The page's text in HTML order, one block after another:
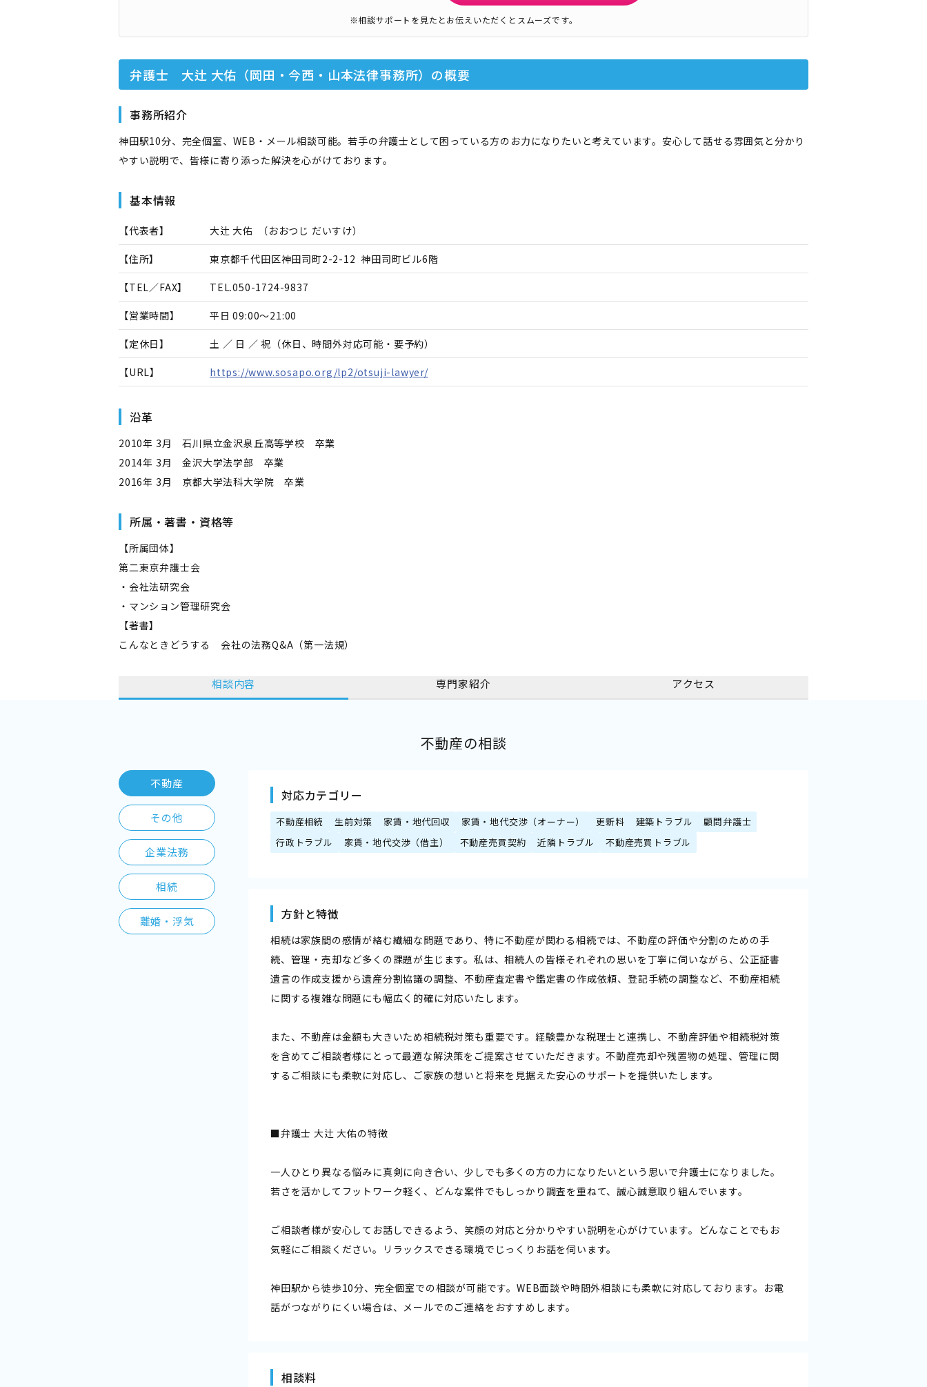
※相談サポートを見たとお伝えいただくとスムーズです。
弁護士 大辻 大佑（岡田・今西・山本法律事務所） の概要
事務所紹介
神田駅10分、完全個室、WEB・メール相談可能。若手の弁護士として困っている方のお力になりたいと考えています。安心して話せる雰囲気と分かり
やすい説明で、皆様に寄り添った解決を心がけております。
基本情報
【代表者】 大辻 大佑 （おおつじ だいすけ）
【住所】 東京都千代田区神田司町2-2-12 神田司町ビル6階
【TEL／FAX】 TEL.050-1724-9837
【営業時間】 平日 09:00～21:00
【定休日】 土 ／ 日 ／ 祝（休日、時間外対応可能・要予約）
【URL】 https://www.sosapo.org/lp2/otsuji-lawyer/
沿革
2010年 3月 石川県立金沢泉丘高等学校 卒業
2014年 3月 金沢大学法学部 卒業
2016年 3月 京都大学法科大学院 卒業
所属・著書・資格等
【所属団体】
第二東京弁護士会
・会社法研究会
・マンション管理研究会
【著書】
こんなときどうする 会社の法務Q&A（第一法規）
相談内容 専門家紹介 アクセス
不動産の相談
不動産
その他
企業法務
相続
離婚・浮気
対応カテゴリー
不動産相続 生前対策 家賃・地代回収 家賃・地代交渉（オーナー） 更新料 建築トラブル
顧問弁護士
行政トラブル
家賃・地代交渉（借主） 不動産売買契約 近隣トラブル 不動産売買トラブル
方針と特徴
相続は家族間の感情が絡む繊細な問題であり、特に不動産が関わる相続では、不動産の評価や分割のための手
続、管理・売却など多くの課題が生じます。私は、相続人の皆様それぞれの思いを丁寧に伺いながら、公正証書
遺言の作成支援から遺産分割協議の調整、不動産査定書や鑑定書の作成依頼、登記手続の調整など、不動産相続
に関する複雑な問題にも幅広く的確に対応いたします。
また、不動産は金額も大きいため相続税対策も重要です。経験豊かな税理士と連携し、不動産評価や相続税対策
を含めてご相談者様にとって最適な解決策をご提案させていただきます。不動産売却や残置物の処理、管理に関
するご相談にも柔軟に対応し、ご家族の想いと将来を見据えた安心のサポートを提供いたします。
■弁護士 大辻 大佑の特徴
一人ひとり異なる悩みに真剣に向き合い、少しでも多くの方の力になりたいという思いで弁護士になりました。
若さを活かしてフットワーク軽く、どんな案件でもしっかり調査を重ねて、誠心誠意取り組んでいます。
ご相談者様が安心してお話しできるよう、笑顔の対応と分かりやすい説明を心がけています。どんなことでもお
気軽にご相談ください。リラックスできる環境でじっくりお話を伺います。
神田駅から徒歩10分、完全個室での相談が可能です。WEB面談や時間外相談にも柔軟に対応しております。お電
話がつながりにくい場合は、メールでのご連絡をおすすめします。
相談料